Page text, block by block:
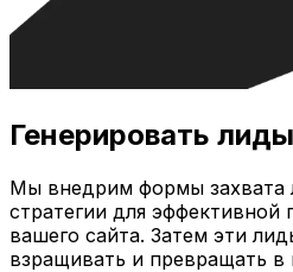
Генерировать лиды
Мы внедрим формы захвата
стратегии для эффективной
вашего сайта. Затем эти
взращивать и превращать в